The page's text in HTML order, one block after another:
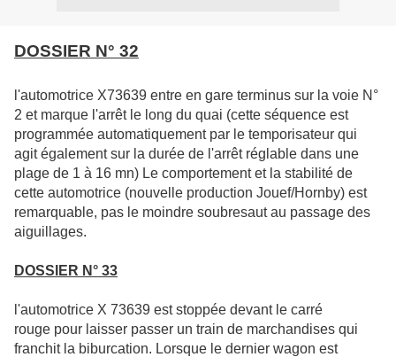
DOSSIER N° 32
l'automotrice X73639 entre en gare terminus sur la voie N°
2 et marque l'arrêt le long du quai (cette séquence est
programmée automatiquement par le temporisateur qui
agit également sur la durée de l'arrêt réglable dans une
plage de 1 à 16 mn) Le comportement et la stabilité de
cette automotrice (nouvelle production Jouef/Hornby) est
remarquable, pas le moindre soubresaut au passage des
aiguillages.
DOSSIER N° 33
l'automotrice X 73639 est stoppée devant le carré
rouge pour laisser passer un train de marchandises qui
franchit la biburcation. Lorsque le dernier wagon est